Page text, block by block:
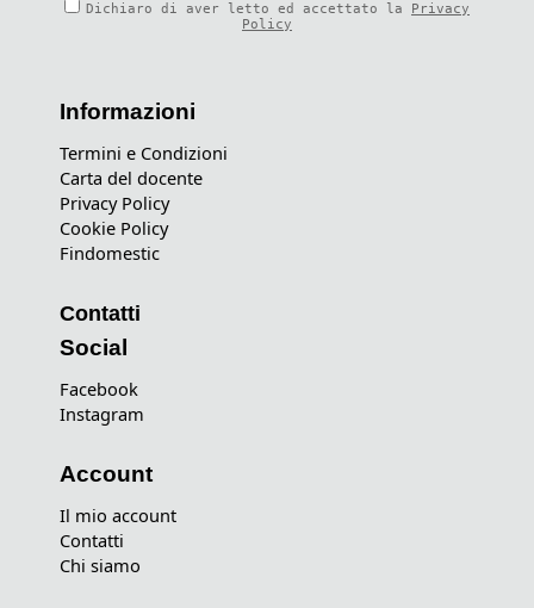
Dichiaro di aver letto ed accettato la Privacy
Policy
Informazioni
Termini e Condizioni
Carta del docente
Privacy Policy
Cookie Policy
Findomestic
Contatti
Social
Facebook
Instagram
Account
Il mio account
Contatti
Chi siamo